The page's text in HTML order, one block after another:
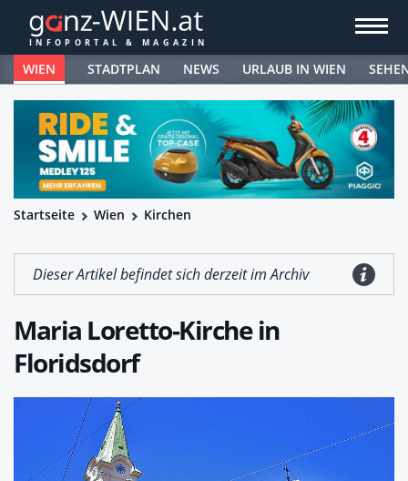
WIEN STADTPLAN NEWS URLAUB IN WIEN
Startseite Wien Kirchen
Dieser Artikel befindet sich derzeit im Archiv
Maria Loretto-Kirche in
Floridsdorf